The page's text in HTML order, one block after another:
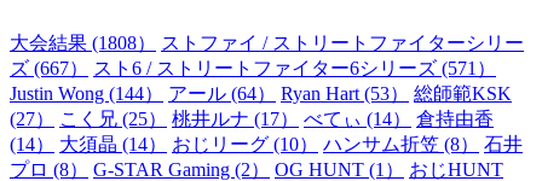
大会結果 (1808）
ストファイ / ストリートファイターシリー
ズ (667）
スト6 / ストリートファイター6シリーズ (571）
Justin Wong (144）
アール (64） Ryan Hart (53）
総師範KSK
(27）
こく兄 (25） 桃井ルナ (17） べてぃ (14）
倉持由香
(14）
大須晶 (14） おじリーグ (10） ハンサム折笠 (8）
石井
プロ (8）
G-STAR Gaming (2） OG HUNT (1）
おじHUNT